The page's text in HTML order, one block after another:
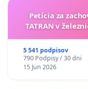
Petícia za
TATRAN v
5 541 podpisov
790 Podpisy / 30 dni
15 Jun 2026